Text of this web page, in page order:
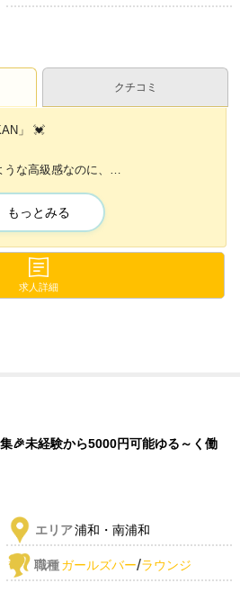
クチコミ
」 💓
な高級感なのに、
つろぎの空間。
たい女性に
》支給‼︎
もっとみる
求人詳細
🎉未経験から5000円可能ゆる～く働
エリア浦和・南浦和
職種ガールズバー/ラウンジ